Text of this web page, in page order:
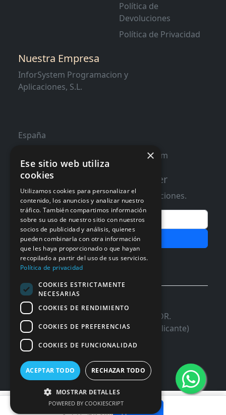
16,00 €
Política de
Devoluciones
Política de Privacidad
Nuestra Empresa
InforSystem Programacion y
Aplicaciones, S.L.
España
contacto@distribucioninformatica.com
Suscribete a nuestro Newsletter
Te informaremos de ofertas y promociones.
Email
Subscribir
Aceptar Politica dePrivacidad
© 2026 InforSystem Programacion y
Aplicaciones, S.L. CIF: B54337985 | C/DR.
Marañon, 17 Local 5 | 03680 - ASPE (Alicante)
×
Ese sitio web utiliza
cookies
Utilizamos cookies para personalizar el
contenido, los anuncios y analizar nuestro
tráfico. También compartimos información
sobre su uso de nuestro sitio con nuestros
socios de publicidad y análisis, quienes
pueden combinarla con otra información
que les haya proporcionado o que hayan
recopilado a partir del uso de sus servicios.
Política de privacidad
COOKIES ESTRICTAMENTE
NECESARIAS
COOKIES DE RENDIMIENTO
COOKIES DE PREFERENCIAS
COOKIES DE FUNCIONALIDAD
ACEPTAR TODO RECHAZAR TODO
MOSTRAR DETALLES
POWERED BY COOKIESCRIPT